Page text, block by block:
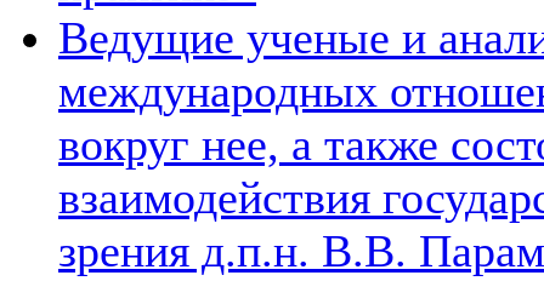
Ведущие ученые и
международных
вокруг нее, а также
взаимодействия
зрения д.п.н. В.В.